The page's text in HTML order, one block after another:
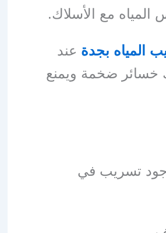
المياه مع الأسلاك.
بجدة عند
خسائر ضخمة ويمنع
تسريب في